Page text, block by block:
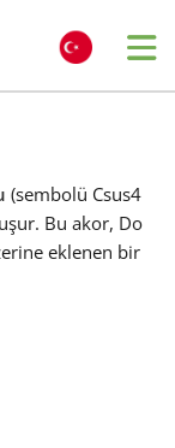
(sembolü Csus4
Bu akor, Do
eklenen bir